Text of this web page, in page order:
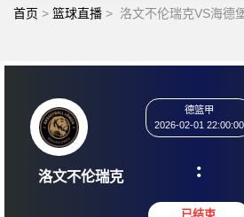
首页 > 篮球直播 > 洛文不伦瑞克VS海德
2026-02-